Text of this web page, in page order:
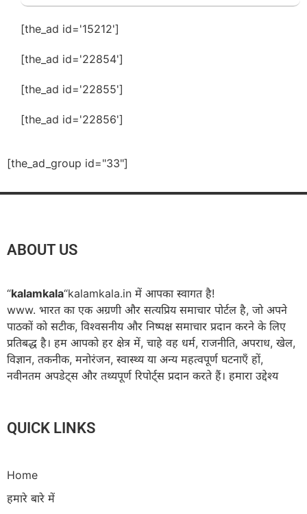
[the_ad id='15212']
[the_ad id='22854']
[the_ad id='22855']
[the_ad id='22856']
[the_ad_group id="33"]
ABOUT US
“kalamkala“kalamkala.in में आपका स्वागत है!
www. भारत का एक अग्रणी और सत्यप्रिय समाचार पोर्टल है, जो अपने
पाठकों को सटीक, विश्वसनीय और निष्पक्ष समाचार प्रदान करने के लिए
प्रतिबद्ध है। हम आपको हर क्षेत्र में, चाहे वह धर्म, राजनीति, अपराध, खेल,
विज्ञान, तकनीक, मनोरंजन, स्वास्थ्य या अन्य महत्वपूर्ण घटनाएँ हों,
नवीनतम अपडेट्स और तथ्यपूर्ण रिपोर्ट्स प्रदान करते हैं। हमारा उद्देश्य
QUICK LINKS
Home
हमारे बारे में